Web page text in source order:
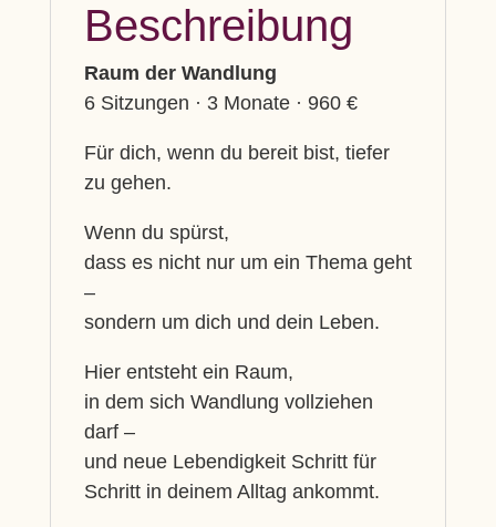
Beschreibung
Raum der Wandlung
6 Sitzungen · 3 Monate · 960 €
Für dich, wenn du bereit bist, tiefer
zu gehen.
Wenn du spürst,
dass es nicht nur um ein Thema geht
–
sondern um dich und dein Leben.
Hier entsteht ein Raum,
in dem sich Wandlung vollziehen
darf –
und neue Lebendigkeit Schritt für
Schritt in deinem Alltag ankommt.